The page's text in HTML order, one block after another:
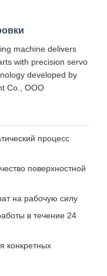
machine delivers
with precision servo
developed by
Co., ООО
процесс
поверхностной
на рабочую силу
в течение 24
конкретных